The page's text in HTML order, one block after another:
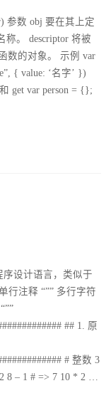
参数 obj 要在其上定
称。 descriptor 将被
数的对象。 示例 var
{ value: ‘名字’ })
get var person = {};
序设计语言，类似于
行注释 “”” 多行字符
## 1. 原
# 整数 3
8 – 1 # => 7 10 * 2 …